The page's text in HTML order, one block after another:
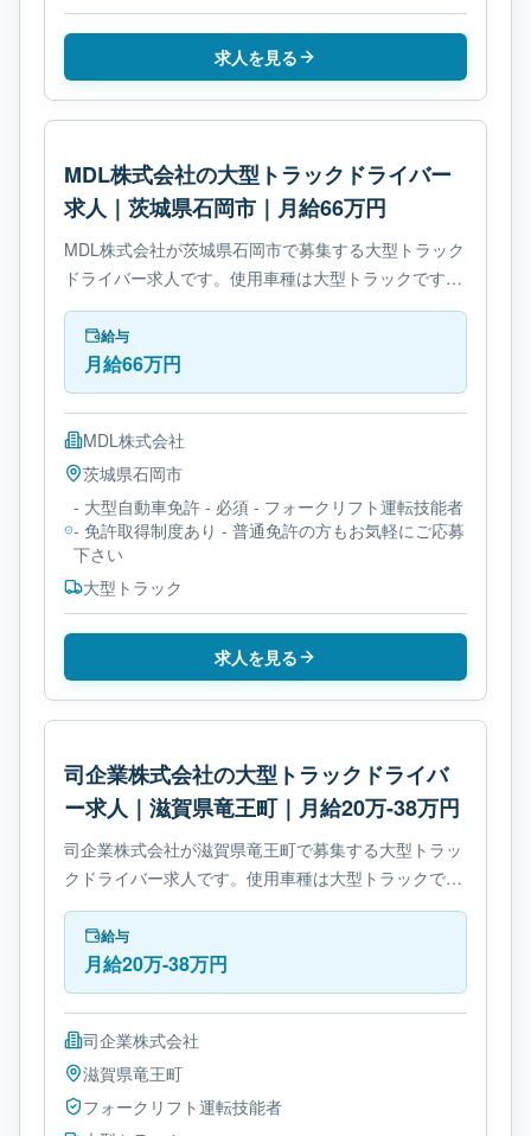
求人を見る
MDL株式会社の大型トラックドライバー
求人｜茨城県石岡市｜月給66万円
MDL株式会社が茨城県石岡市で募集する大型トラック
ドライバー求人です。使用車種は大型トラックです。
必要免許は- 大型自動車免許です。
給与
月給66万円
MDL株式会社
茨城県石岡市
- 大型自動車免許 - 必須 - フォークリフト運転技能者
- 免許取得制度あり - 普通免許の方もお気軽にご応募
下さい
大型トラック
求人を見る
司企業株式会社の大型トラックドライバ
ー求人｜滋賀県竜王町｜月給20万-38万円
司企業株式会社が滋賀県竜王町で募集する大型トラッ
クドライバー求人です。使用車種は大型トラックで
す。必要免許はフォークリフト運転技能者です。
給与
月給20万-38万円
司企業株式会社
滋賀県竜王町
フォークリフト運転技能者